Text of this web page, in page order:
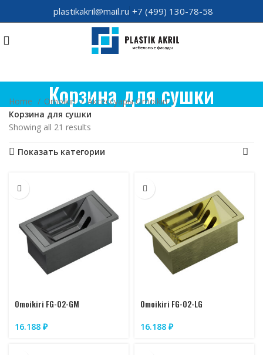
plastikakril@mail.ru +7 (499) 130-78-58
Корзина для сушки
Home Omoikiri
Аксессуары Omoikiri
Корзина для сушки
Showing all 21 results
Показать категории
Omoikiri FG-02-GM
16.188 ₽
Omoikiri FG-02-LG
16.188 ₽